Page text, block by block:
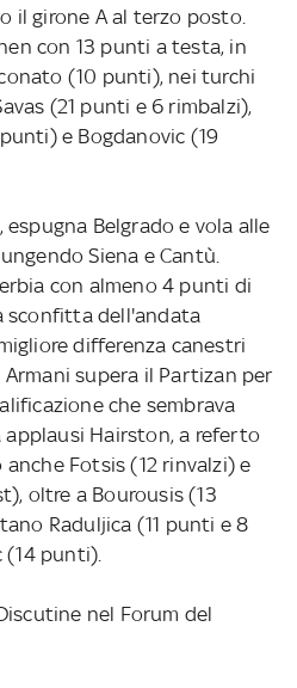
il girone A al terzo posto.
con 13 punti a testa, in
(10 punti), nei turchi
(21 punti e 6 rimbalzi),
e Bogdanovic (19
Belgrado e vola alle
Siena e Cantù.
con almeno 4 punti di
sconfitta dell'andata
differenza canestri
supera il Partizan per
che sembrava
applausi Hairston, a referto
Fotsis (12 rinvalzi) e
oltre a Bourousis (13
Raduljica (11 punti e 8
(14 punti).
nel Forum del